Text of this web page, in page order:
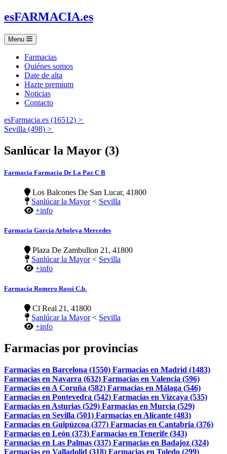
esFARMACIA.es
Menu
Farmacias
Quiénes somos
Date de alta
Hazte premium
Noticias
Contacto
esFarmacia.es (16512) >
Sevilla (498) >
Sanlúcar la Mayor (3)
Farmacia Farmacia De La Paz C B
Los Balcones De San Lucar, 41800
Sanlúcar la Mayor< Sevilla
+info
Farmacia Garcia Arboleya Mercedes
Plaza De Zambullon 21, 41800
Sanlúcar la Mayor< Sevilla
+info
Farmacia Romero Rossi C.b.
Cl Real 21, 41800
Sanlúcar la Mayor< Sevilla
+info
Farmacias por provincias
Farmacias en Barcelona (1550) Farmacias en Madrid (1483)
Farmacias en Navarra (632) Farmacias en Valencia (596)
Farmacias en A Coruña (582) Farmacias en Málaga (546)
Farmacias en Pontevedra (542) Farmacias en Vizcaya (535)
Farmacias en Asturias (529) Farmacias en Murcia (529)
Farmacias en Sevilla (501) Farmacias en Alicante (483)
Farmacias en Guipúzcoa (377) Farmacias en Cantabria (376)
Farmacias en León (373) Farmacias en Tenerife (343)
Farmacias en Las Palmas (337) Farmacias en Badajoz (324)
Farmacias en Valladolid (318) Farmacias en Toledo (299)